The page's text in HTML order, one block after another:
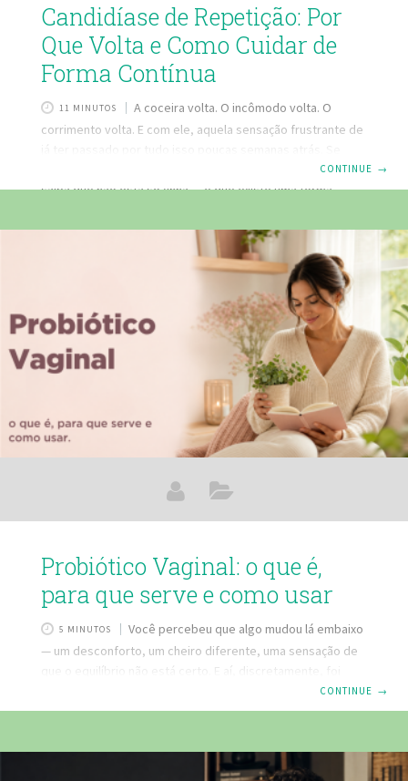
Candidíase de Repetição: Por
Que Volta e Como Cuidar de
Forma Contínua
11 MINUTOS
A coceira volta. O incômodo volta. O
corrimento volta. E com ele, aquela sensação frustrante de
já ter passado por tudo isso poucas semanas atrás. Se
você convive com episódios frequentes de candidíase,
saiba que não está sozinha — e que existe uma forma
repetição é uma das queixas íntimas mais comuns entre
mulheres adultas, e tratar cada crise isoladamente
raramente resolve. O que faz diferença é entender por que
CONTINUE →
Probiótico Vaginal: o que é,
para que serve e como usar
5 MINUTOS
Você percebeu que algo mudou lá embaixo
— um desconforto, um cheiro diferente, uma sensação de
que o equilíbrio não está certo. E aí, discretamente, foi
pesquisar. Isso é mais comum do que parece, e não tem
nada de errado nisso. A saúde íntima feminina depende de
equilíbrio é quebrado — por antibióticos, variações
hormonais, estresse ou outros fatores — sintomas
CONTINUE →